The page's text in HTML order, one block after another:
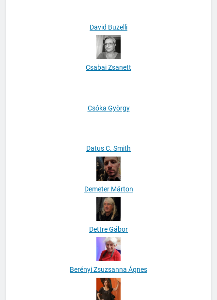
David Buzelli
Datus C. Smith
Demeter Márton
Dettre Gábor
Berényi Zsuzsanna Ágnes